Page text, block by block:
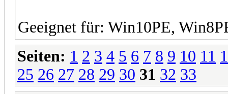
Geeignet für: Win10PE,
Seiten: 1 2 3 4 5 6 7 8 9 10 11
25 26 27 28 29 30 31 32 33